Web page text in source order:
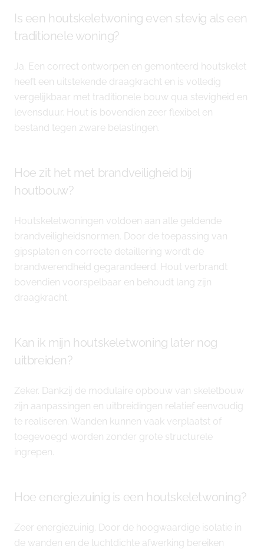
Is een houtskeletwoning even stevig als een
traditionele woning?
Ja. Een correct ontworpen en gemonteerd houtskelet
heeft een uitstekende draagkracht en is volledig
vergelijkbaar met traditionele bouw qua stevigheid en
levensduur. Hout is bovendien zeer flexibel en
bestand tegen zware belastingen.
Hoe zit het met brandveiligheid bij
houtbouw?
Houtskeletwoningen voldoen aan alle geldende
brandveiligheidsnormen. Door de toepassing van
gipsplaten en correcte detaillering wordt de
brandwerendheid gegarandeerd. Hout verbrandt
bovendien voorspelbaar en behoudt lang zijn
draagkracht.
Kan ik mijn houtskeletwoning later nog
uitbreiden?
Zeker. Dankzij de modulaire opbouw van skeletbouw
zijn aanpassingen en uitbreidingen relatief eenvoudig
te realiseren. Wanden kunnen vaak verplaatst of
toegevoegd worden zonder grote structurele
ingrepen.
Hoe energiezuinig is een houtskeletwoning?
Zeer energiezuinig. Door de hoogwaardige isolatie in
de wanden en de luchtdichte afwerking bereiken